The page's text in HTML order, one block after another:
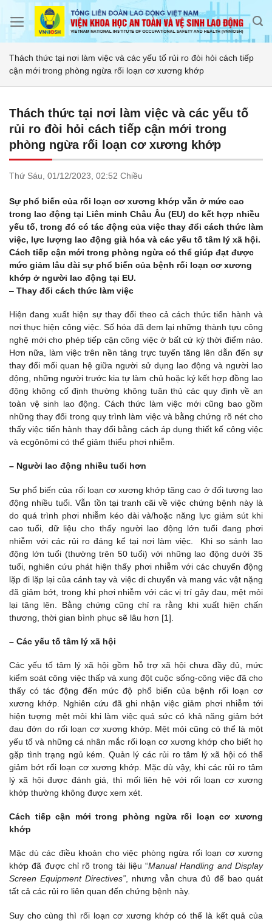
Thách thức tại nơi làm việc và các yếu tố rủi ro đòi hỏi cách tiếp
cận mới trong phòng ngừa rối loạn cơ xương khớp
Thách thức tại nơi làm việc và các yếu tố
rủi ro đòi hỏi cách tiếp cận mới trong
phòng ngừa rối loạn cơ xương khớp
Thứ Sáu, 01/12/2023, 02:52 Chiều
Sự phổ biến của rối loạn cơ xương khớp vẫn ở mức cao
trong lao động tại Liên minh Châu Âu (EU) do kết hợp nhiều
yếu tố, trong đó có tác động của việc thay đổi cách thức làm
việc, lực lượng lao động già hóa và các yếu tố tâm lý xã hội.
Cách tiếp cận mới trong phòng ngừa có thể giúp đạt được
mức giảm lâu dài sự phổ biến của bệnh rối loạn cơ xương
khớp ở người lao động tại EU.
– Thay đổi cách thức làm việc
Hiện đang xuất hiện sự thay đổi theo cả cách thức tiến hành và
nơi thực hiện công việc. Số hóa đã đem lại những thành tựu công
nghệ mới cho phép tiếp cận công việc ở bất cứ kỳ thời điểm nào.
Hơn nữa, làm việc trên nền tảng trực tuyến tăng lên dẫn đến sự
thay đổi mối quan hệ giữa người sử dụng lao động và người lao
động, những người trước kia tự làm chủ hoặc ký kết hợp đồng lao
động không cố định thường không tuân thủ các quy định về an
toàn vệ sinh lao động. Cách thức làm việc mới cũng bao gồm
những thay đổi trong quy trình làm việc và bằng chứng rõ nét cho
thấy việc tiến hành thay đổi bằng cách áp dụng thiết kế công việc
và ecgônômi có thể giảm thiểu phơi nhiễm.
– Người lao động nhiều tuổi hơn
Sự phổ biến của rối loạn cơ xương khớp tăng cao ở đối tượng lao
động nhiều tuổi. Vẫn tồn tại tranh cãi về việc chứng bệnh này là
do quá trình phơi nhiễm kéo dài và/hoặc năng lực giảm sút khi
cao tuổi, dữ liệu cho thấy người lao động lớn tuổi đang phơi
nhiễm với các rủi ro đáng kể tại nơi làm việc. Khi so sánh lao
động lớn tuổi (thường trên 50 tuổi) với những lao động dưới 35
tuổi, nghiên cứu phát hiện thấy phơi nhiễm với các chuyển động
lặp đi lặp lại của cánh tay và việc di chuyển và mang vác vật nặng
đã giảm bớt, trong khi phơi nhiễm với các vị trí gây đau, mệt mỏi
lại tăng lên. Bằng chứng cũng chỉ ra rằng khi xuất hiện chấn
thương, thời gian bình phục sẽ lâu hơn [1].
– Các yếu tố tâm lý xã hội
Các yếu tố tâm lý xã hội gồm hỗ trợ xã hội chưa đầy đủ, mức
kiểm soát công việc thấp và xung đột cuộc sống-công việc đã cho
thấy có tác động đến mức độ phổ biến của bệnh rối loạn cơ
xương khớp. Nghiên cứu đã ghi nhận việc giảm phơi nhiễm tới
hiện tượng mệt mỏi khi làm việc quá sức có khả năng giảm bớt
đau đớn do rối loạn cơ xương khớp. Mệt mỏi cũng có thể là một
yếu tố và những cá nhân mắc rối loạn cơ xương khớp cho biết họ
gặp tình trạng ngủ kém. Quản lý các rủi ro tâm lý xã hội có thể
giảm bớt rối loạn cơ xương khớp. Mặc dù vậy, khi các rủi ro tâm
lý xã hội được đánh giá, thì mối liên hệ với rối loạn cơ xương
khớp thường không được xem xét.
Cách tiếp cận mới trong phòng ngừa rối loạn cơ xương
khớp
Mặc dù các điều khoản cho việc phòng ngừa rối loạn cơ xương
khớp đã được chỉ rõ trong tài liệu “Manual Handling and Display
Screen Equipment Directives”, nhưng vẫn chưa đủ để bao quát
tất cả các rủi ro liên quan đến chứng bệnh này.
Suy cho cùng thì rối loạn cơ xương khớp có thể là kết quả của